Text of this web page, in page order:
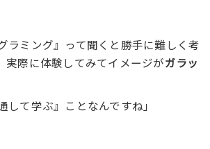
ラミング』って聞くと勝手に難しく考
実際に体験してみてイメージがガラッ
して学ぶ』ことなんですね」